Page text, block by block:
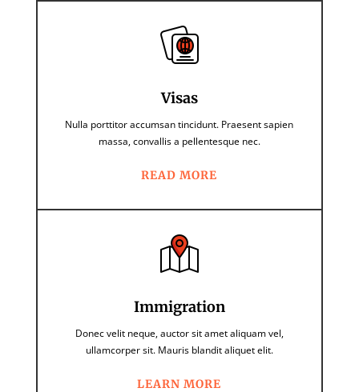
Visas
Nulla porttitor accumsan tincidunt. Praesent sapien
massa, convallis a pellentesque nec.
READ MORE
Immigration
Donec velit neque, auctor sit amet aliquam vel,
ullamcorper sit. Mauris blandit aliquet elit.
LEARN MORE